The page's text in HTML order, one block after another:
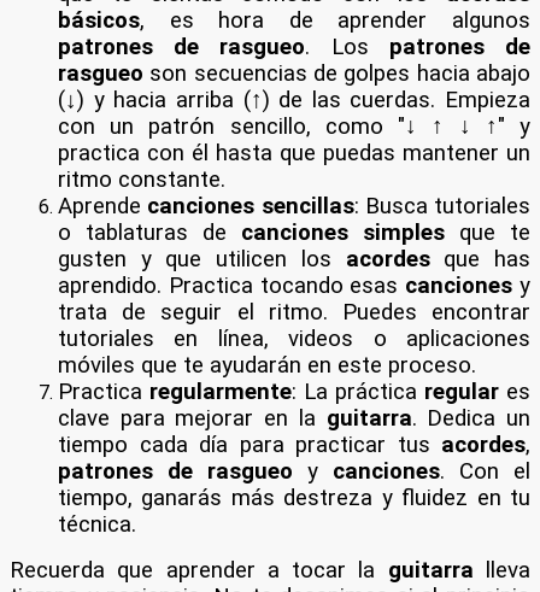
básicos, es hora de aprender algunos
patrones de rasgueo. Los patrones de
rasgueo son secuencias de golpes hacia abajo
(↓) y hacia arriba (↑) de las cuerdas. Empieza
con un patrón sencillo, como "↓ ↑ ↓ ↑" y
practica con él hasta que puedas mantener un
ritmo constante.
Aprende canciones sencillas: Busca tutoriales
o tablaturas de canciones simples que te
gusten y que utilicen los acordesque has
aprendido. Practica tocando esas canciones y
trata de seguir el ritmo. Puedes encontrar
tutoriales en línea, videos o aplicaciones
móviles que te ayudarán en este proceso.
Practica regularmente: La práctica regular es
clave para mejorar en la guitarra. Dedica un
tiempo cada día para practicar tus acordes,
patrones de rasgueo y canciones. Con el
tiempo, ganarás más destreza y fluidez en tu
técnica.
Recuerda que aprender a tocar la guitarra lleva